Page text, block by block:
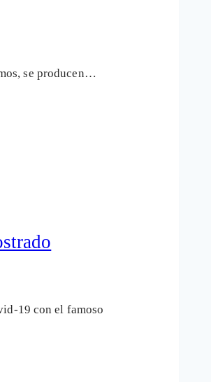
se producen…
19 con el famoso